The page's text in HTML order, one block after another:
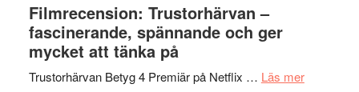
och
lättsam
2026
Filmrecension: Trustorhärvan –
fascinerande, spännande och ger
mycket att tänka på
Trustorhärvan Betyg 4 Premiär på Netflix … Läs merom